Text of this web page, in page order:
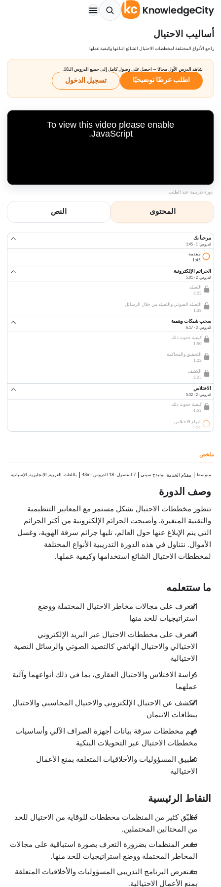
أساليب الاحتيال
راجع الأنواع المختلفة لمخططات الاحتيال الشائع اتباعها وكيفية عملها
شاهد الدرس الأول مجانًا — احصل على وصول كامل إلى جميع الدروس الـ18.
اطلب عرضًا توضيحيًا تسجيل الدخول
To view this video please enable
JavaScript.
دورة تدريبية: عند الطلب
المحتوى النص
مرحباً بك
الدروس: 1 · 1:45
مقدمة
1:45
الجرائم الإلكترونية
الدروس: 2 · 5:01
التصيّد
3:23
التصيّد الصوتي والتصيّد من خلال الرسائل
1:38
سحب شيكات وهمية
الدروس: 3 · 6:17
كيفية حدوث ذلك
1:50
التحقيق والمحاكمة
1:22
الكشف
3:05
الاختلاس
الدروس: 2 · 5:32
كيفية حدوث ذلك
1:53
أنواع الاختلاس
3:39
كيفية حدوث ذلك
3:37
الكشف
6:31
الاحتيال في القروض العقارية
الدروس: 2 · 6:29
كيفية حدوث ذلك
2:06
أنواع الاحتيال في القروض العقارية
أنواع أخرى من الاحتيال
الدروس: 6 · 10:48
الاحتيال عن طريق الإنترنت
الاحتيال في بطاقات الائتمان
الاختلاس من ماكينات الصراف الآلي
الاحتيال في التحويلات
3:48
ملخص
متوسط مقدِّم الخدمة: نوليدج سيتي 7 الفصول · 18 الدروس ·
43m باللغات: العربية, الإنجليزية, الإسبانية
وصف الدورة
تتطور مخططات الاحتيال بشكل مستمر مع المعايير التنظيمية
والتقنية المتغيرة. وأصبحت الجرائم الإلكترونية من أكثر الجرائم
التي يتم الإبلاغ عنها حول العالم، تليها جرائم سرقة الهوية، وغسل
الأموال. نتناول في هذه الدورة التدريبية الأنواع المختلفة
لمخططات الاحتيال الشائع استخدامها وكيفية عملها.
ما ستتعلمه
التعرف على مجالات مخاطر الاحتيال المحتملة ووضع
استراتيجيات للحد منها
التعرف على مخططات الاحتيال عبر البريد الإلكتروني
الاحتيالي والاحتيال الهاتفي كالتصيد الصوتي والرسائل النصية
الاحتيالية
دراسة الاختلاس والاحتيال العقاري، بما في ذلك أنواعهما وآلية
عملهما
الكشف عن الاحتيال الإلكتروني والاحتيال المحاسبي والاحتيال
ببطاقات الائتمان
فهم مخططات سرقة بيانات أجهزة الصراف الآلي وأساسيات
مخططات الاحتيال عبر التحويلات البنكية
تطبيق المسؤوليات والأخلاقيات المتعلقة بمنع الأعمال
الاحتيالية
النقاط الرئيسية
تُطبّق كثير من المنظمات مخططات للوقاية من الاحتيال للحد
من المحتالين المحتملين.
تشعر المنظمات بضرورة التعرف بصورة استباقية على مجالات
المخاطر المحتملة ووضع استراتيجيات للحد منها.
يستعرض البرنامج التدريبي المسؤوليات والأخلاقيات المتعلقة
بمنع الأعمال الاحتيالية.